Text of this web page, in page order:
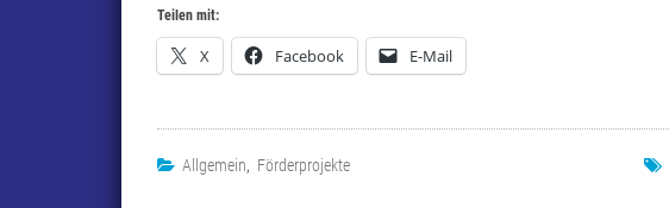
Teilen mit:
X Facebook E-Mail
Allgemein, Förderprojekte